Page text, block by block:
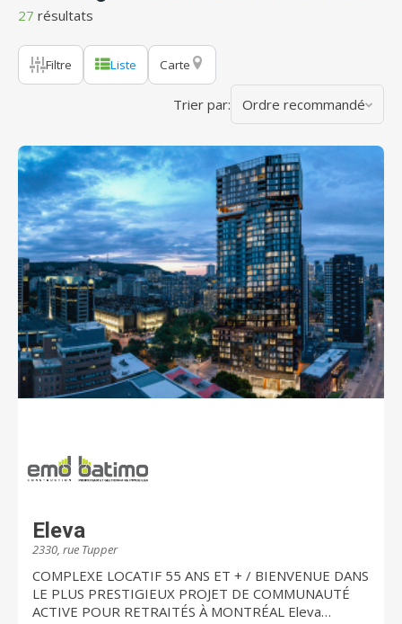
27 résultats
Filtre Liste Carte
Trier par: Ordre recommandé
Eleva
2330, rue Tupper
COMPLEXE LOCATIF 55 ANS ET + / BIENVENUE DANS
LE PLUS PRESTIGIEUX PROJET DE COMMUNAUTÉ
ACTIVE POUR RETRAITÉS À MONTRÉAL Eleva